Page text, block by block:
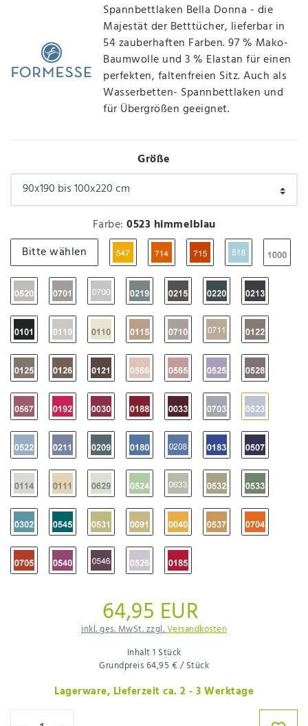
Spannbettlaken Bella Donna - die
Majestät der Betttücher, lieferbar in
54 zauberhaften Farben. 97 % Mako-
Baumwolle und 3 % Elastan für einen
perfekten, faltenfreien Sitz. Auch als
Wasserbetten- Spannbettlaken und
für Übergrößen geeignet.
Größe
Farbe: 0523 himmelblau
Bitte wählen
64,95 EUR
inkl. ges. MwSt. zzgl.Versandkosten
Inhalt1 Stück
Grundpreis64,95 € / Stück
Lagerware, Lieferzeit ca. 2 - 3 Werktage